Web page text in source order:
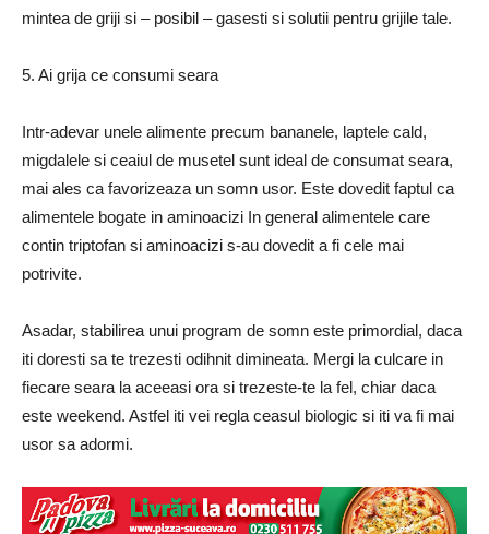
mintea de griji si – posibil – gasesti si solutii pentru grijile tale.
5. Ai grija ce consumi seara
Intr-adevar unele alimente precum bananele, laptele cald,
migdalele si ceaiul de musetel sunt ideal de consumat seara,
mai ales ca favorizeaza un somn usor. Este dovedit faptul ca
alimentele bogate in aminoacizi In general alimentele care
contin triptofan si aminoacizi s-au dovedit a fi cele mai
potrivite.
Asadar, stabilirea unui program de somn este primordial, daca
iti doresti sa te trezesti odihnit dimineata. Mergi la culcare in
fiecare seara la aceeasi ora si trezeste-te la fel, chiar daca
este weekend. Astfel iti vei regla ceasul biologic si iti va fi mai
usor sa adormi.